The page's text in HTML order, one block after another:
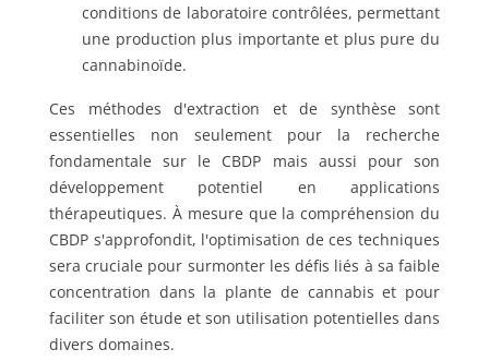
conditions de laboratoire contrôlées, permettant
une production plus importante et plus pure du
cannabinoïde.
Ces méthodes d'extraction et de synthèse sont
essentielles non seulement pour la recherche
fondamentale sur le CBDP mais aussi pour son
développement potentiel en applications
thérapeutiques. À mesure que la compréhension du
CBDP s'approfondit, l'optimisation de ces techniques
sera cruciale pour surmonter les défis liés à sa faible
concentration dans la plante de cannabis et pour
faciliter son étude et son utilisation potentielles dans
divers domaines.